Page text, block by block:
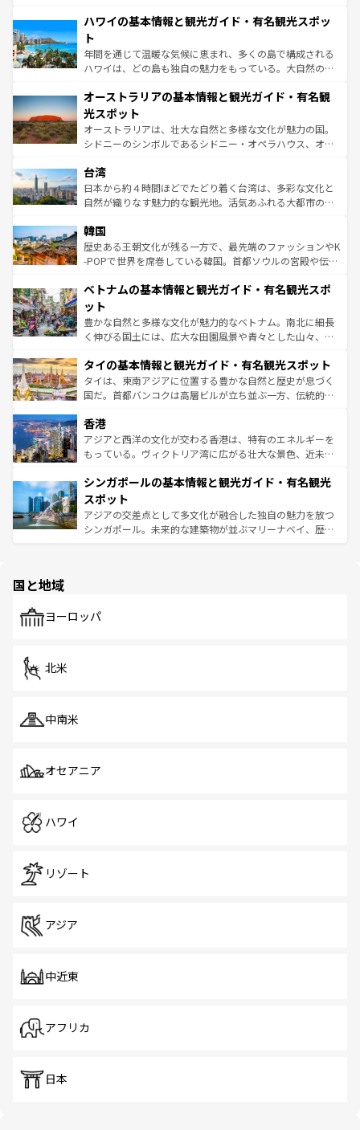
着のスイス情報はコンテンツ一覧を参照してほしい。
のような巨大都市は、観光、ショッピング、エンターテイ
ンメントが詰まった刺激的なスポットだ。一方、アメリカ
西部には大自然が広がり、グランドキャニオンやイエロー
ストーン国立公園といった絶景が堪能できる。さらに、南
文化が魅力。旅行者はアメリカの各地域で異なる魅力を楽
しみながら、その多様性と豊かな歴史を感じることができ
るだろう。車でのロードトリップや列車の旅も、アメリカ
ならではの贅沢な旅のスタイルだ。 なお、新着のアメリカ
情報は コンテンツ一覧 を参照してほしい。
ハワイの基本情報と観光ガイド・有名観光スポッ
ト
年間を通じて温暖な気候に恵まれ、多くの島で構成される
ハワイは、どの島も独自の魅力をもっている。大自然の神
ワイ島は見逃せない。また、定番の観光地といえばオアフ
島だが、静かな自然を求めるならマウイ島やカウアイ島が
おすすめ。エメラルドグリーンに輝く海をはじめ、豊かな
文化や歴史が息づいている。「アロハスピリット」と呼ば
人々、おいしいローカルフードやハワイアンミュージッ
ク、伝統的なフラダンスなど、すべてがハワイの魅力を彩
っている。訪れるたびに新しい発見と感動が待っているハ
はコンテンツ一覧
オーストラリアの基本情報と観光ガイド・有名観
光スポット
オーストラリアは、壮大な自然と多様な文化が魅力の国。
シドニーのシンボルであるシドニー・オペラハウス、オー
リアリーフや大陸中央部にそびえるウルル（エアーズロッ
ク）、タスマニアの美しい原生林やケアンズの熱帯雨林な
ど、見どころがたくさん。また、カフェやワイン、オージ
いる。アクティビティも充実しており、サーフィンやダイ
ビング、ハイキングなど、アウトドア好きにはたまらな
い。オーストラリアの多彩な魅力を存分に味わいつくそ
参照してほしい。
台湾
日本から約４時間ほどでたどり着く台湾は、多彩な文化と
自然が織りなす魅力的な観光地。活気あふれる大都市の台
ン）、静ひつな山岳地帯である台湾東部など、都市の喧騒
と山間の静けさが共存しており、訪れる人に新しい発見と
驚きをもたらしてくれる。また、奥深い台湾の食文化も魅
容にもいいと評判のスイーツなど、バラエティ豊かな料理
照してほしい。
韓国
歴史ある王朝文化が残る一方で、最先端のファッションやK
-POPで世界を席巻している韓国。首都ソウルの宮殿や伝統
き、地方に足を延ばせば四季折々の自然美を楽しむことが
できる。そして、キムチや焼肉、絶品のストリートフード
まで、さまざまな韓国料理が待っている。夜には、韓国な
らではのナイトライフも堪能できる。あたたかいホスピタ
わってみてほしい。 なお、新着の韓国情報はコンテンツ一
覧 を参照してほしい。
ベトナムの基本情報と観光ガイド・有名観光スポ
ット
豊かな自然と多様な文化が魅力的なベトナム。南北に細長
く伸びる国土には、広大な田園風景や青々とした山々、世
急速な発展と共に伝統が息づく。ハノイの古い町並みやホ
ーチミン市のフランス統治時代の建物も、独特の雰囲気を
醸し出している。また、バラエティの豊かさとおいしさで
とつ。フォーやバインミー、ベトナムコーヒーなどは、ぜ
ひ現地で味わいたい。どの地域を訪れてもあたたかい人々
が旅行者を迎えてくれるので、きっと忘れられない旅にな
参照してほしい。
タイの基本情報と観光ガイド・有名観光スポット
タイは、東南アジアに位置する豊かな自然と歴史が息づく
国だ。首都バンコクは高層ビルが立ち並ぶ一方、伝統的な
の活気が交差している。北部ではチェンマイなどの山岳地
帯で自然と触れ合い、南部ではプーケットやクラビの美し
いビーチでリゾート気分を楽しむことができる。タイ料理
激する。気候は一年中温暖で、どの季節にも異なる楽しみ
が待っている。親しみやすいタイの人々、仏教を中心とし
た文化、そして多様な観光資源が、訪れる旅人を魅了し続
ける。 なお、新着のタイ情報はコンテンツ一覧を参照して
香港
アジアと西洋の文化が交わる香港は、特有のエネルギーを
もっている。ヴィクトリア湾に広がる壮大な景色、近未来
み、どこを訪れても感動するはず。観光スポットが密集し
ており、効率よく見どころを回れるのも魅力。息をのむよ
うな絶景から文化的な体験まで、香港を存分に楽しみ尽く
そう。 なお、新着の香港情報はコンテンツ一覧を参照して
シンガポールの基本情報と観光ガイド・有名観光
スポット
アジアの交差点として多文化が融合した独自の魅力を放つ
シンガポール。未来的な建築物が並ぶマリーナベイ、歴史
で、ホーカーズは地元の風情を楽しめる外せないスポット
国と地域
ヨーロッパ
北米
中南米
オセアニア
ハワイ
リゾート
アジア
中近東
アフリカ
日本